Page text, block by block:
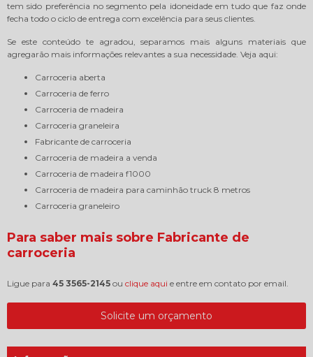
tem sido preferência no segmento pela idoneidade em tudo que faz onde
fecha todo o ciclo de entrega com excelência para seus clientes.
Se este conteúdo te agradou, separamos mais alguns materiais que
agregarão mais informações relevantes a sua necessidade. Veja aqui:
carroceria aberta
carroceria de ferro
carroceria de madeira
carroceria graneleira
fabricante de carroceria
carroceria de madeira a venda
carroceria de madeira f1000
carroceria de madeira para caminhão truck 8 metros
carroceria graneleiro
Para saber mais sobre Fabricante de
carroceria
Ligue para 45 3565-2145 ou clique aqui e entre em contato por email.
Solicite um orçamento